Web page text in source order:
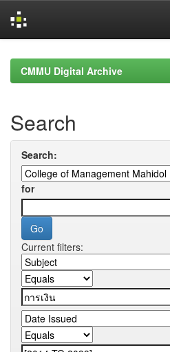
navigationCMMU Digital Archive
Search
Search:
for
Current filters: